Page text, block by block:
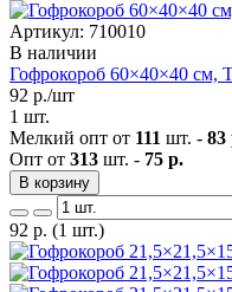
Артикул: 710010
В наличии
Гофрокороб 60×40×40 см,
92 р./шт
1 шт.
Мелкий опт от 111 шт. - 83
Опт от 313 шт. - 75 р.
В корзину
92 р. (1 шт.)